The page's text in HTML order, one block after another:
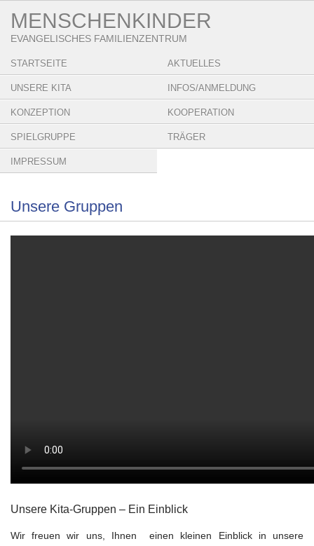
MENSCHENKINDER
EVANGELISCHES FAMILIENZENTRUM
STARTSEITE AKTUELLES
UNSERE KITA INFOS/ANMELDUNG
KONZEPTION KOOPERATION
SPIELGRUPPE TRÄGER
IMPRESSUM
Unsere Gruppen
Unsere Kita-Gruppen – Ein Einblick
Wir freuen wir uns, Ihnen einen kleinen Einblick in unsere